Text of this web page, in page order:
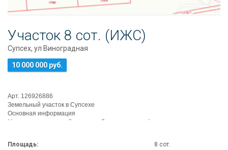
Продать
недвижимость
ипотеки
Юридические
услуги
Статьи
8
80
Участок 8 сот. (ИЖС)
Супсех, ул Виноградная
10 000 000 руб.
Арт. 126926886
Земельный участок в Супсехе
Основная информация
Местоположение: с. Супсех, ул. Виноградная, г. Анапа
Площадь: 8 сот.